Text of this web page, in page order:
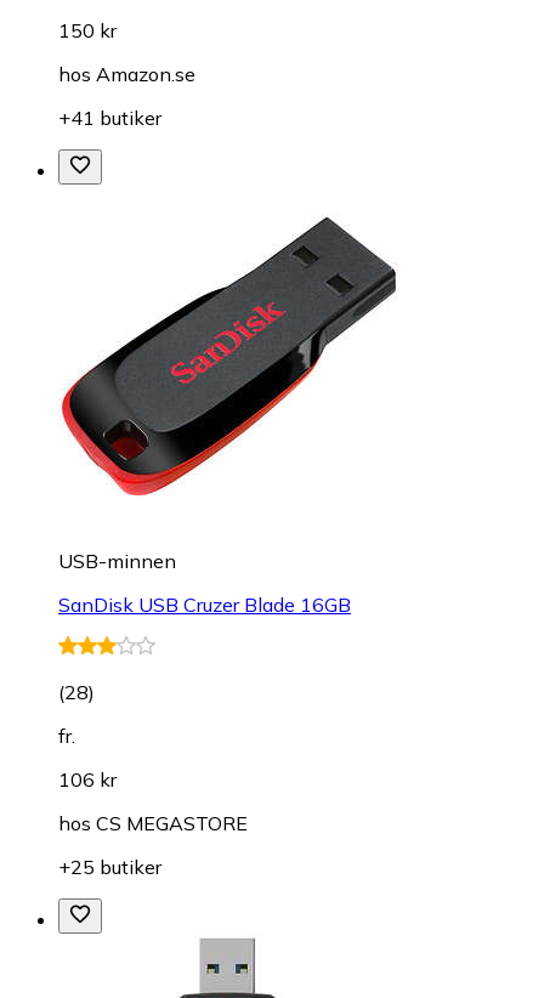
150 kr
hos Amazon.se
+41 butiker
USB-minnen
SanDisk USB Cruzer Blade 16GB
(28)
fr.
106 kr
hos CS MEGASTORE
+25 butiker